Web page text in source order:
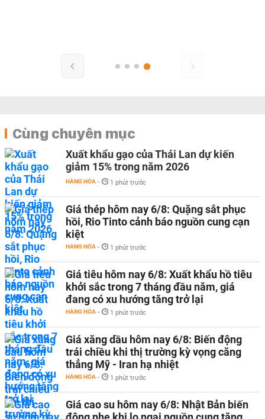
Cùng chuyên mục
Xuất khẩu gạo của Thái Lan dự kiến
giảm 15% trong năm 2026
HÀNG HÓA - 1 phút trước
Giá thép hôm nay 6/8: Quặng sắt phục
hồi, Rio Tinto cảnh báo nguồn cung cạn
kiệt
HÀNG HÓA - 1 phút trước
Giá tiêu hôm nay 6/8: Xuất khẩu hồ tiêu
khởi sắc trong 7 tháng đầu năm, giá
đang có xu hướng tăng trở lại
HÀNG HÓA - 1 phút trước
Giá xăng dầu hôm nay 6/8: Biến động
trái chiều khi thị trường kỳ vọng căng
thẳng Mỹ - Iran hạ nhiệt
HÀNG HÓA - 1 phút trước
Giá cao su hôm nay 6/8: Nhật Bản biến